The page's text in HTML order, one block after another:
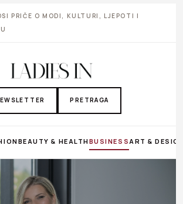
PRIČE O MODI, KULTURI, LJEPOTI I
PRETRAGA
BEAUTY & HEALTHBUSINESS ART &